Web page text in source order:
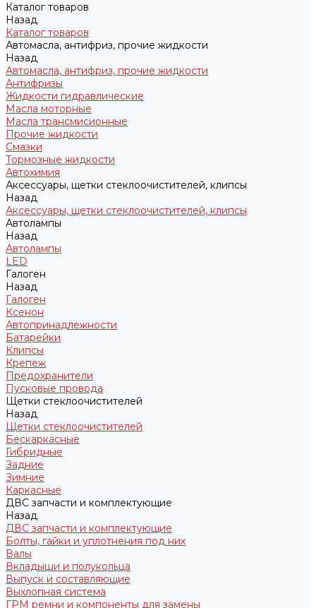
Каталог товаров
Назад
Каталог товаров
Автомасла, антифриз, прочие жидкости
Назад
Автомасла, антифриз, прочие жидкости
Антифризы
Жидкости гидравлические
Масла моторные
Масла трансмисионные
Прочие жидкости
Смазки
Тормозные жидкости
Автохимия
Аксессуары, щетки стеклоочистителей, клипсы
Назад
Аксессуары, щетки стеклоочистителей, клипсы
Автолампы
Назад
Автолампы
LED
Галоген
Назад
Галоген
Ксенон
Автопринадлежности
Батарейки
Клипсы
Крепеж
Предохранители
Пусковые провода
Щетки стеклоочистителей
Назад
Щетки стеклоочистителей
Бескаркасные
Гибридные
Задние
Зимние
Каркасные
ДВС запчасти и комплектующие
Назад
ДВС запчасти и комплектующие
Болты, гайки и уплотнения под них
Валы
Вкладыши и полукольца
Выпуск и составляющие
Выхлопная система
ГРМ ремни и компоненты для замены